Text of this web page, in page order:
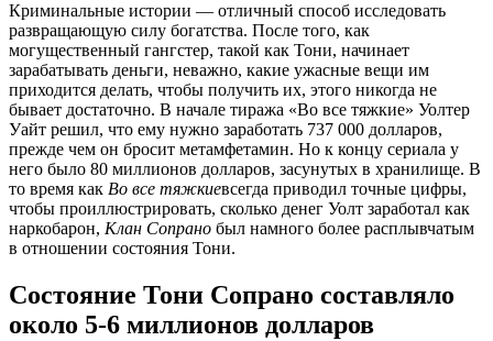
Криминальные истории — отличный способ исследовать
развращающую силу богатства. После того, как
могущественный гангстер, такой как Тони, начинает
зарабатывать деньги, неважно, какие ужасные вещи им
приходится делать, чтобы получить их, этого никогда не
бывает достаточно. В начале тиража «Во все тяжкие» Уолтер
Уайт решил, что ему нужно заработать 737 000 долларов,
прежде чем он бросит метамфетамин. Но к концу сериала у
него было 80 миллионов долларов, засунутых в хранилище. В
то время как Во все тяжкиевсегда приводил точные цифры,
чтобы проиллюстрировать, сколько денег Уолт заработал как
наркобарон, Клан Сопрано был намного более расплывчатым
в отношении состояния Тони.
Состояние Тони Сопрано составляло
около 5-6 миллионов долларов